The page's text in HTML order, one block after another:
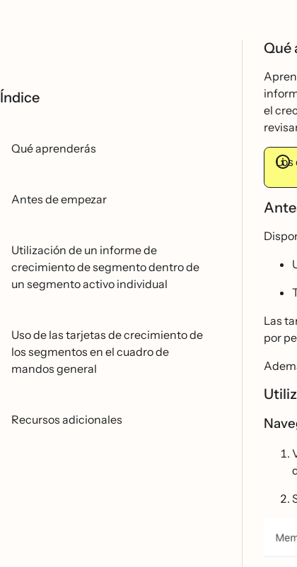
Índice
Qué aprenderás
Antes de empezar
Utilización de un informe de
crecimiento de segmento dentro de
un segmento activo individual
Uso de las tarjetas de crecimiento de
los segmentos en el cuadro de
mandos general
Recursos adicionales
Qué
el
Los
Las
por